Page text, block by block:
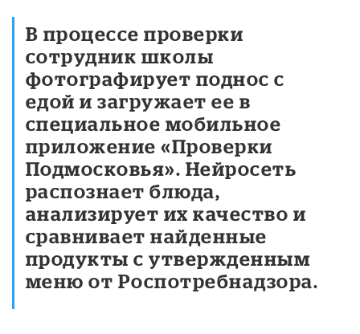
В процессе проверки
сотрудник школы
фотографирует поднос с
едой и загружает ее в
специальное мобильное
приложение «Проверки
Подмосковья». Нейросеть
распознает блюда,
анализирует их качество и
сравнивает найденные
продукты с утвержденным
меню от Роспотребнадзора.